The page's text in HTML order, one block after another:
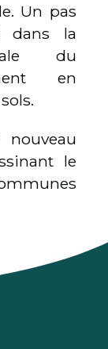
Un pas
dans la
du
en
le